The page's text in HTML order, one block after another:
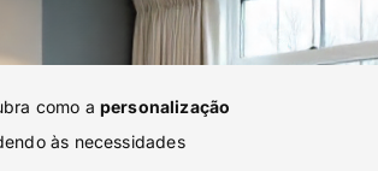
como a personalização
às necessidades